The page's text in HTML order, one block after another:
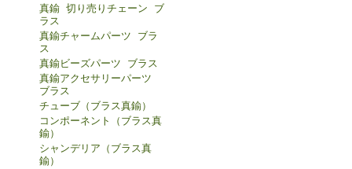
真鍮 切り売りチェーン ブ
ラス
真鍮チャームパーツ ブラ
ス
真鍮ビーズパーツ ブラス
真鍮アクセサリーパーツ
ブラス
チューブ（ブラス真鍮）
コンポーネント（ブラス真
鍮）
シャンデリア（ブラス真
鍮）